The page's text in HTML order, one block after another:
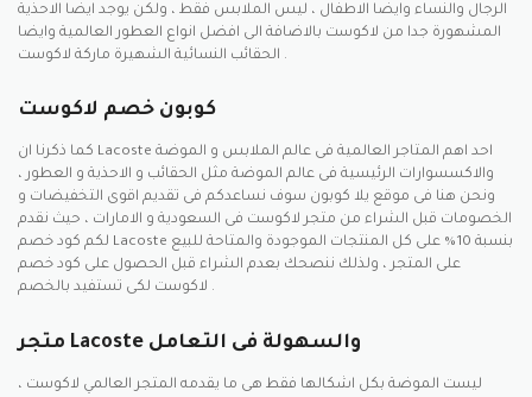
الرجال والنساء وايضا الاطفال ، ليس الملابس فقط ، ولكن يوجد ايضا الاحذية
المشهورة جدا من لاكوست بالاضافة الى افضل انواع العطور العالمية وايضا
الحقائب النسائية الشهيرة ماركة لاكوست .
كوبون خصم لاكوست
كما ذكرنا ان Lacoste احد اهم المتاجر العالمية فى عالم الملابس و الموضة
والاكسسوارات الرئيسية فى عالم الموضة مثل الحقائب و الاحذية و العطور ،
ونحن هنا فى موقع يلا كوبون سوف نساعدكم فى تقديم اقوى التخفيضات و
الخصومات قبل الشراء من متجر لاكوست فى السعودية و الامارات ، حيث نقدم
لكم كود خصم Lacoste بنسبة 10% على كل المنتجات الموجودة والمتاحة للبيع
على المتجر ، ولذلك ننصحك بعدم الشراء قبل الحصول على كود خصم
لاكوست لكى تستفيد بالخصم .
متجر Lacoste والسهولة فى التعامل
ليست الموضة بكل اشكالها فقط هى ما يقدمه المتجر العالمي لاكوست ،